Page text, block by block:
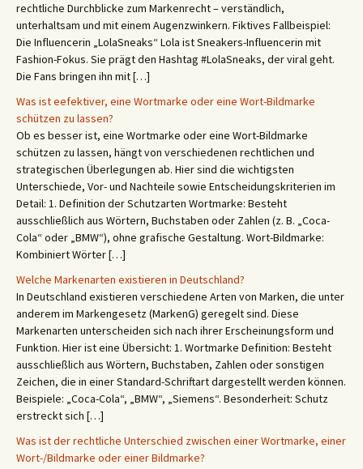
rechtliche Durchblicke zum Markenrecht – verständlich,
unterhaltsam und mit einem Augenzwinkern. Fiktives Fallbeispiel:
Die Influencerin „LolaSneaks“ Lola ist Sneakers-Influencerin mit
Fashion-Fokus. Sie prägt den Hashtag #LolaSneaks, der viral geht.
Die Fans bringen ihn mit […]
Was ist eefektiver, eine Wortmarke oder eine Wort-Bildmarke
schützen zu lassen?
Ob es besser ist, eine Wortmarke oder eine Wort-Bildmarke
schützen zu lassen, hängt von verschiedenen rechtlichen und
strategischen Überlegungen ab. Hier sind die wichtigsten
Unterschiede, Vor- und Nachteile sowie Entscheidungskriterien im
Detail: 1. Definition der Schutzarten Wortmarke: Besteht
ausschließlich aus Wörtern, Buchstaben oder Zahlen (z. B. „Coca-
Cola“ oder „BMW“), ohne grafische Gestaltung. Wort-Bildmarke:
Kombiniert Wörter […]
Welche Markenarten existieren in Deutschland?
In Deutschland existieren verschiedene Arten von Marken, die unter
anderem im Markengesetz (MarkenG) geregelt sind. Diese
Markenarten unterscheiden sich nach ihrer Erscheinungsform und
Funktion. Hier ist eine Übersicht: 1. Wortmarke Definition: Besteht
ausschließlich aus Wörtern, Buchstaben, Zahlen oder sonstigen
Zeichen, die in einer Standard-Schriftart dargestellt werden können.
Beispiele: „Coca-Cola“, „BMW“, „Siemens“. Besonderheit: Schutz
erstreckt sich […]
Was ist der rechtliche Unterschied zwischen einer Wortmarke, einer
Wort-/Bildmarke oder einer Bildmarke?